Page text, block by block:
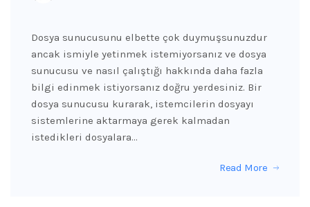
Dosya sunucusunu elbette çok duymuşsunuzdur
ancak ismiyle yetinmek istemiyorsanız ve dosya
sunucusu ve nasıl çalıştığı hakkında daha fazla
bilgi edinmek istiyorsanız doğru yerdesiniz. Bir
dosya sunucusu kurarak, istemcilerin dosyayı
sistemlerine aktarmaya gerek kalmadan
istedikleri dosyalara…
Read More